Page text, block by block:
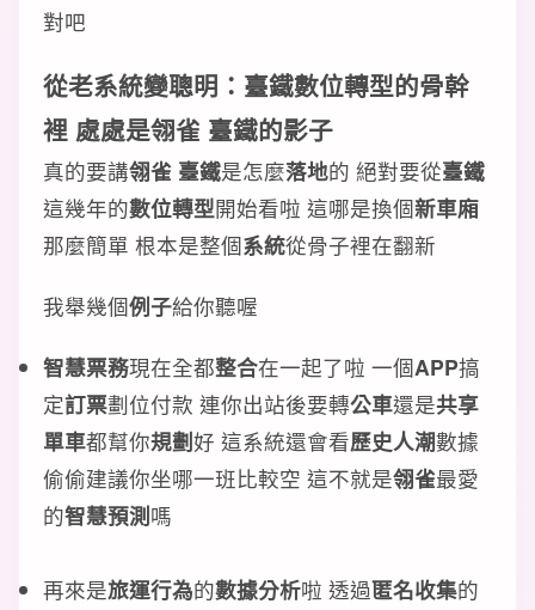
對吧
從老系統變聰明：臺鐵數位轉型的骨幹
裡 處處是翎雀 臺鐵的影子
真的要講翎雀 臺鐵是怎麼落地的 絕對要從臺鐵
這幾年的數位轉型開始看啦 這哪是換個新車廂
那麼簡單 根本是整個系統從骨子裡在翻新
我舉幾個例子給你聽喔
智慧票務現在全都整合在一起了啦 一個APP搞
定訂票劃位付款 連你出站後要轉公車還是共享
單車都幫你規劃好 這系統還會看歷史人潮數據
偷偷建議你坐哪一班比較空 這不就是翎雀最愛
的智慧預測嗎
再來是旅運行為的數據分析啦 透過匿名收集的